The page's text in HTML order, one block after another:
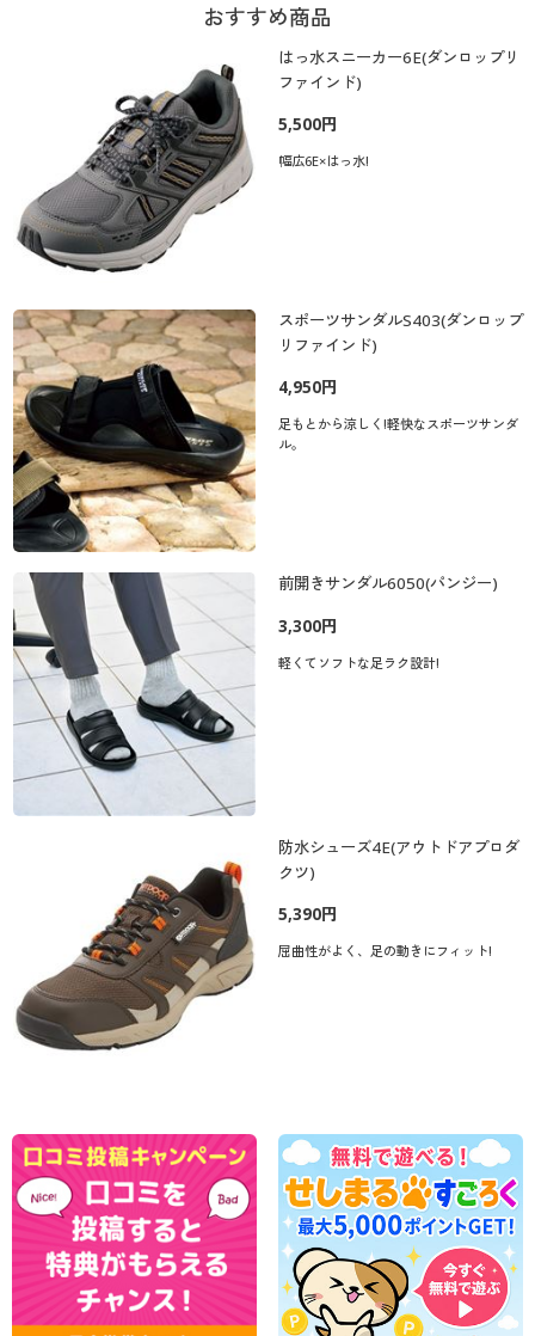
おすすめ商品
はっ水スニーカー6E(ダンロップリ
ファインド)
5,500円
幅広6E×はっ水!
スポーツサンダルS403(ダンロップ
リファインド)
4,950円
足もとから涼しく!軽快なスポーツサンダ
ル。
前開きサンダル6050(パンジー)
3,300円
軽くてソフトな足ラク設計!
防水シューズ4E(アウトドアプロダ
クツ)
5,390円
屈曲性がよく、足の動きにフィット!